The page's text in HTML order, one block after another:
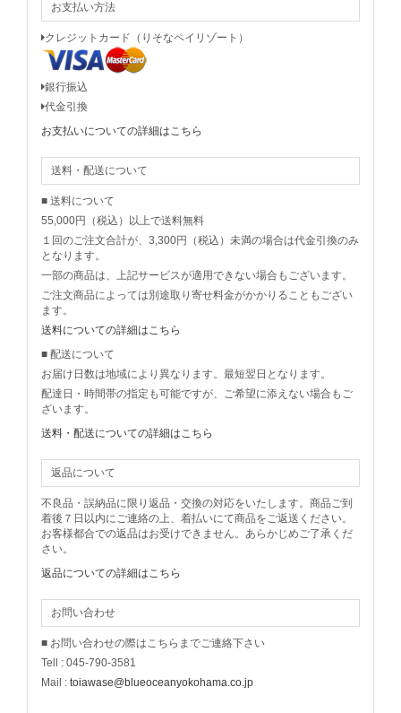
お支払い方法
クレジットカード（りそなペイリゾート）
銀行振込
代金引換
お支払いについての詳細はこちら
送料・配送について
■ 送料について
55,000円（税込）以上で送料無料
１回のご注文合計が、3,300円（税込）未満の場合は代金引換のみ
となります。
一部の商品は、上記サービスが適用できない場合もございます。
ご注文商品によっては別途取り寄せ料金がかかりることもござい
ます。
送料についての詳細はこちら
■ 配送について
お届け日数は地域により異なります。最短翌日となります。
配達日・時間帯の指定も可能ですが、ご希望に添えない場合もご
ざいます。
送料・配送についての詳細はこちら
返品について
不良品・誤納品に限り返品・交換の対応をいたします。商品ご到
着後７日以内にご連絡の上、着払いにて商品をご返送ください。
お客様都合での返品はお受けできません。あらかじめご了承くだ
さい。
返品についての詳細はこちら
お問い合わせ
■ お問い合わせの際はこちらまでご連絡下さい
Tell : 045-790-3581
Mail : toiawase@blueoceanyokohama.co.jp